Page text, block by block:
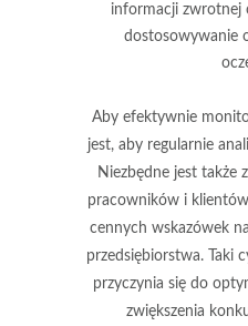
informacji zwrotnej
dostosowywanie
Aby efektywnie
jest, aby regularnie
Niezbędne jest także
pracowników i
cennych wskazówek
przedsiębiorstwa. Taki
przyczynia się do
zwiększenia